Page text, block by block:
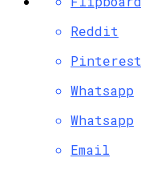
Reddit
Pinterest
Whatsapp
Whatsapp
Email